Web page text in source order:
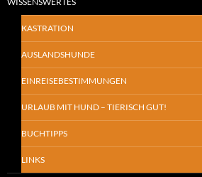
KASTRATION
AUSLANDSHUNDE
EINREISEBESTIMMUNGEN
URLAUB MIT HUND – TIERISCH GUT!
BUCHTIPPS
LINKS